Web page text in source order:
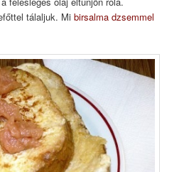
tálaljuk. Mi birsalma dzsemmel